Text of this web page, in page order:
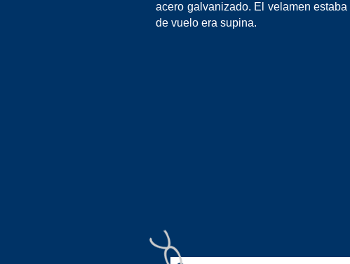
acero galvanizado. El velamen
de vuelo era supina.